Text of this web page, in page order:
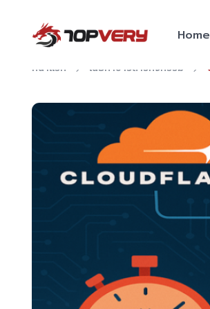
Home
หน้าแรก เนื้อหาข่าวสารกิจกรรม